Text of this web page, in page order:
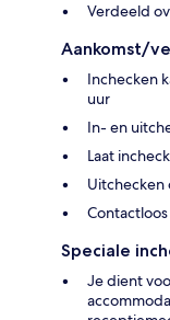
Verdeeld
Aankomst/
Inchecken
uur
In- en
Laat
Uitchecken
Speciale
Je dient